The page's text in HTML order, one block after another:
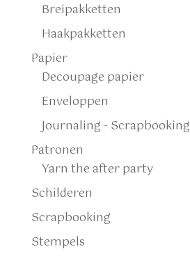
Breipakketten
Haakpakketten
Papier
Decoupage papier
Enveloppen
Journaling - Scrapbooking
Patronen
Yarn the after party
Schilderen
Scrapbooking
Stempels